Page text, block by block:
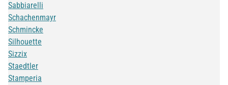
Sabbiarelli
Schachenmayr
Schmincke
Silhouette
Sizzix
Staedtler
Stamperia